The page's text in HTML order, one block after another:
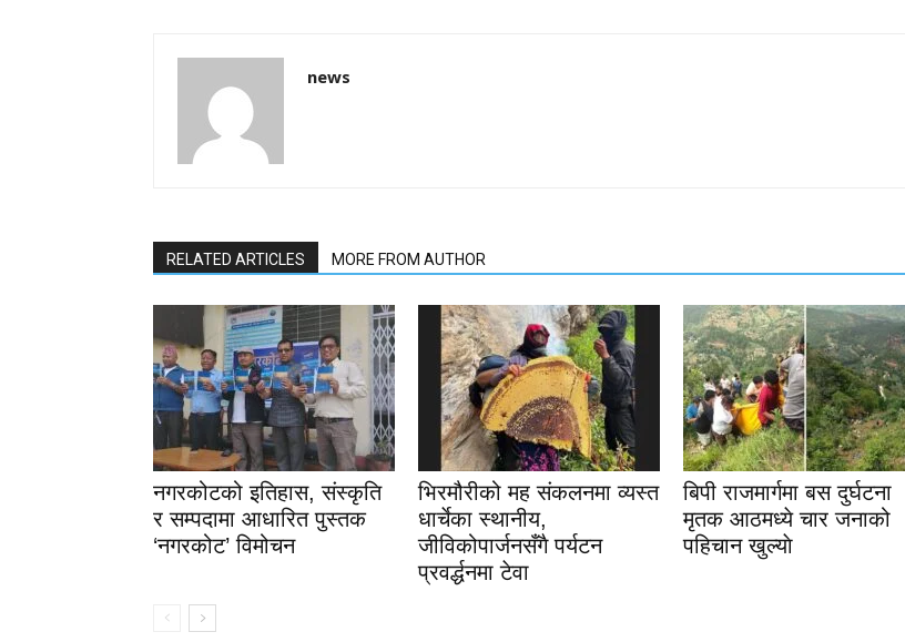
news
RELATED ARTICLES MORE FROM AUTHOR
नगरकोटको इतिहास, संस्कृति
र सम्पदामा आधारित पुस्तक
‘नगरकोट’ विमोचन
भिरमौरीको मह संकलनमा व्यस्त
धार्चेका स्थानीय,
जीविकोपार्जनसँगै पर्यटन
प्रवर्द्धनमा टेवा
बिपी राजमार्गमा बस दुर्घटना
मृतक आठमध्ये चार जनाको
पहिचान खुल्याे